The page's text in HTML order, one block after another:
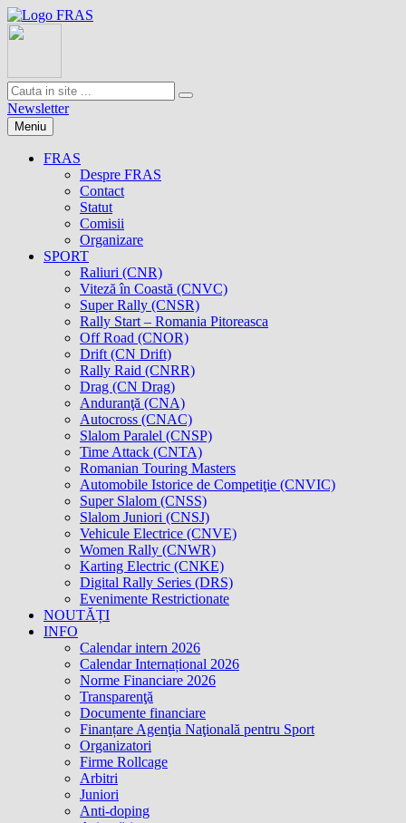
Newsletter
Meniu
FRAS
Despre FRAS
Contact
Statut
Comisii
Organizare
SPORT
Raliuri (CNR)
Viteză în Coastă (CNVC)
Super Rally (CNSR)
Rally Start – Romania Pitoreasca
Off Road (CNOR)
Drift (CN Drift)
Rally Raid (CNRR)
Drag (CN Drag)
Anduranţă (CNA)
Autocross (CNAC)
Slalom Paralel (CNSP)
Time Attack (CNTA)
Romanian Touring Masters
Automobile Istorice de Competiţie (CNVIC)
Super Slalom (CNSS)
Slalom Juniori (CNSJ)
Vehicule Electrice (CNVE)
Women Rally (CNWR)
Karting Electric (CNKE)
Digital Rally Series (DRS)
Evenimente Restrictionate
NOUTĂȚI
INFO
Calendar intern 2026
Calendar Internațional 2026
Norme Financiare 2026
Transparenţă
Documente financiare
Finanțare Agenţia Naţională pentru Sport
Organizatori
Firme Rollcage
Arbitri
Juniori
Anti-doping